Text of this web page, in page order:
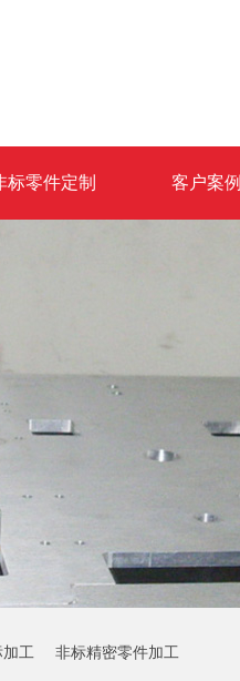
标零件定制 客户案例
加工 非标精密零件加工